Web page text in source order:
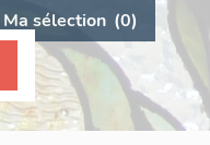
Ma sélection (0)